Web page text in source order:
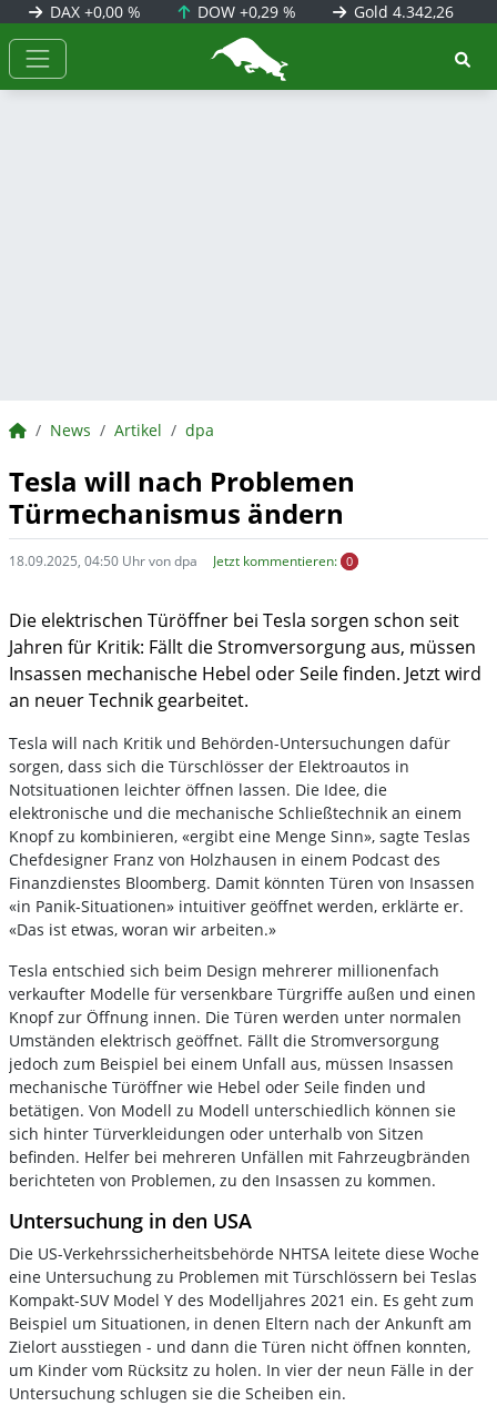
DAX +0,00 % DOW+0,29 % Gold 4.342,26
BörsenNEWS.de
BörsenNEWS.de
News Artikel dpa
Tesla will nach Problemen
Türmechanismus ändern
18.09.2025, 04:50 Uhr von dpa Jetzt kommentieren: 0
Die elektrischen Türöffner bei Tesla sorgen schon seit
Jahren für Kritik: Fällt die Stromversorgung aus, müssen
Insassen mechanische Hebel oder Seile finden. Jetzt wird
an neuer Technik gearbeitet.
Tesla will nach Kritik und Behörden-Untersuchungen dafür
sorgen, dass sich die Türschlösser der Elektroautos in
Notsituationen leichter öffnen lassen. Die Idee, die
elektronische und die mechanische Schließtechnik an einem
Knopf zu kombinieren, «ergibt eine Menge Sinn», sagte Teslas
Chefdesigner Franz von Holzhausen in einem Podcast des
Finanzdienstes Bloomberg. Damit könnten Türen von Insassen
«in Panik-Situationen» intuitiver geöffnet werden, erklärte er.
«Das ist etwas, woran wir arbeiten.»
Tesla entschied sich beim Design mehrerer millionenfach
verkaufter Modelle für versenkbare Türgriffe außen und einen
Knopf zur Öffnung innen. Die Türen werden unter normalen
Umständen elektrisch geöffnet. Fällt die Stromversorgung
jedoch zum Beispiel bei einem Unfall aus, müssen Insassen
mechanische Türöffner wie Hebel oder Seile finden und
betätigen. Von Modell zu Modell unterschiedlich können sie
sich hinter Türverkleidungen oder unterhalb von Sitzen
befinden. Helfer bei mehreren Unfällen mit Fahrzeugbränden
berichteten von Problemen, zu den Insassen zu kommen.
Untersuchung in den USA
Die US-Verkehrssicherheitsbehörde NHTSA leitete diese Woche
eine Untersuchung zu Problemen mit Türschlössern bei Teslas
Kompakt-SUV Model Y des Modelljahres 2021 ein. Es geht zum
Beispiel um Situationen, in denen Eltern nach der Ankunft am
Zielort ausstiegen - und dann die Türen nicht öffnen konnten,
um Kinder vom Rücksitz zu holen. In vier der neun Fälle in der
Untersuchung schlugen sie die Scheiben ein.